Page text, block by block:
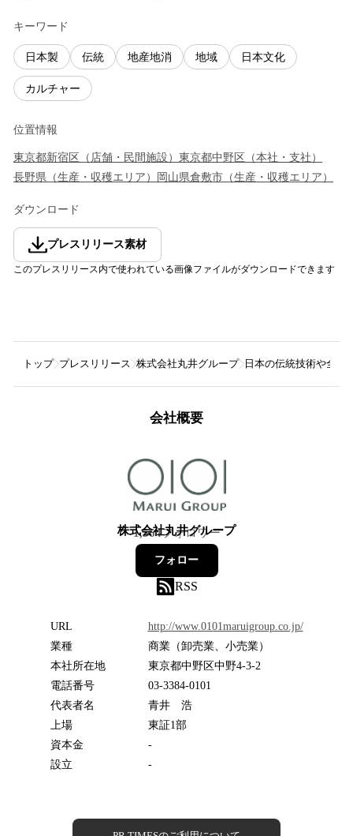
キーワード
日本製 伝統 地産地消 地域 日本文化
カルチャー
位置情報
東京都新宿区 （ 店舗・民間施設 ） 東京都中野区 （本社・支社 ）
長野県 （生産・収穫エリア ） 岡山県倉敷市 （生産・収穫エリア ）
ダウンロード
プレスリリース素材
このプレスリリース内で使われている画像ファイルがダウンロードできます
トップ プレスリリース 株式会社丸井グループ 日本の伝統技術や全国
会社概要
株式会社丸井グループ
1,564フォロワー
フォロー
RSS
URL
http://www.0101maruigroup.co.jp/
業種
商業（卸売業、小売業）
本社所在地
東京都中野区中野4-3-2
電話番号
03-3384-0101
代表者名
青井 浩
上場
東証1部
資本金
-
設立
-